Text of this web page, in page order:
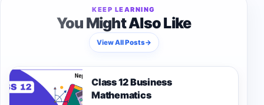
KEEP LEARNING
You Might Also Like
View All Posts→
Class 12 Business
Mathematics